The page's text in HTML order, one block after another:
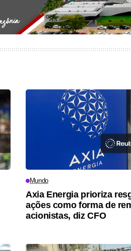
Mundo
Axia Energia prioriza
ações como forma de
acionistas, diz CFO